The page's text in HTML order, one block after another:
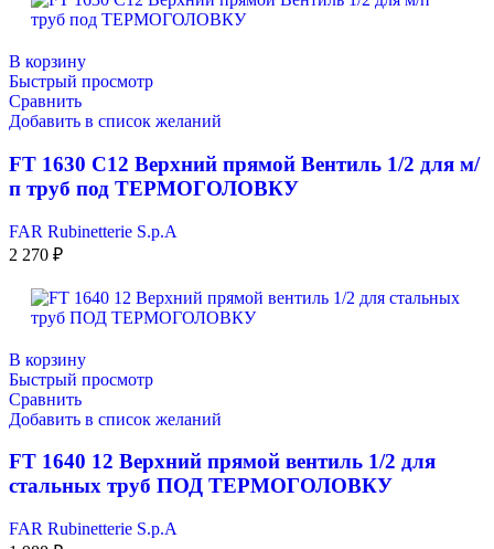
В корзину
Быстрый просмотр
Сравнить
Добавить в список желаний
FT 1630 C12 Верхний прямой Вентиль 1/2 для м/
п труб под ТЕРМОГОЛОВКУ
FAR Rubinetterie S.p.A
2 270 ₽
В корзину
Быстрый просмотр
Сравнить
Добавить в список желаний
FT 1640 12 Верхний прямой вентиль 1/2 для
стальных труб ПОД ТЕРМОГОЛОВКУ
FAR Rubinetterie S.p.A